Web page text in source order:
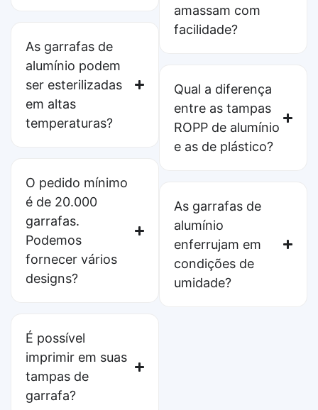
As garrafas de
alumínio podem
ser esterilizadas
em altas
temperaturas?
O pedido mínimo
é de 20.000
garrafas.
Podemos
fornecer vários
designs?
É possível
imprimir em suas
tampas de
garrafa?
amassam com
facilidade?
Qual a diferença
entre as tampas
ROPP de alumínio
e as de plástico?
As garrafas de
alumínio
enferrujam em
condições de
umidade?